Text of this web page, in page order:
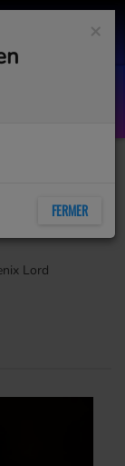
Lord
×
FERMER